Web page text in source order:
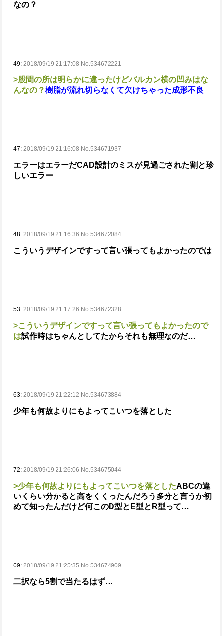
なの？
49: 2018/09/19 21:17:08 No.534672221
>股間の所は明らかに違ったけどバルカン横の凹みはな
んなの？樹脂が流れ切らなくて欠けちゃった成形不良
47: 2018/09/19 21:16:08 No.534671937
エラーはエラーだCAD設計のミスが見過ごされた割と珍
しいエラー
48: 2018/09/19 21:16:36 No.534672084
こういうデザインですって言い張ってもよかったのでは
53: 2018/09/19 21:17:26 No.534672328
>こういうデザインですって言い張ってもよかったので
は試作時はちゃんとしてたからそれも無理なのだ…
63: 2018/09/19 21:22:12 No.534673884
少年も何故よりにもよってこいつを落とした
72: 2018/09/19 21:26:06 No.534675044
>少年も何故よりにもよってこいつを落としたABCの違
いくらい分かると高をくくったんだろう多分と言うか初
めて知ったんだけど何このD型とE型とR型って…
69: 2018/09/19 21:25:35 No.534674909
二択なら5割で当たるはず…